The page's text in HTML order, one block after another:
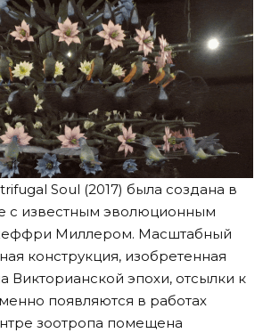
Soul (2017) была создана в
с известным эволюционным
Миллером. Масштабный
конструкция, изобретенная
Викторианской эпохи, отсылки к
появляются в работах
зоотропа помещена